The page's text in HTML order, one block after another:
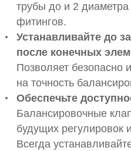
трубы до и 2 диаметра
фитингов.
Устанавливайте до
после конечных
Позволяет безопасно
на точность
Обеспечьте
Балансировочные
будущих регулировок
Всегда